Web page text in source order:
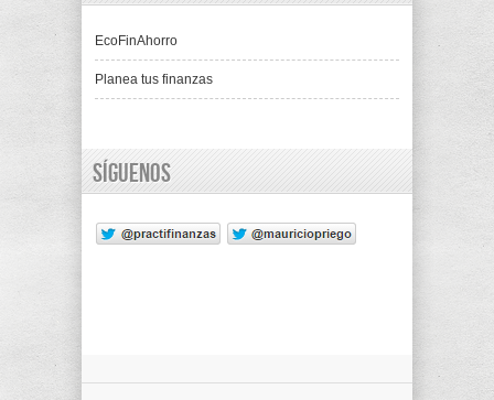
EcoFinAhorro
Planea tus finanzas
Síguenos